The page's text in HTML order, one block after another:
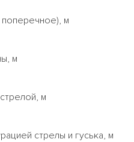
м
м
м
стрелы и гуська, м